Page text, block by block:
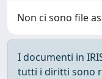
Non ci sono file
I documenti in
tutti i diritti sono